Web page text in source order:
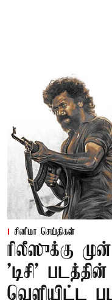
சினிமா செய்திகள்
ரிலீஸுக்கு
'டிசி'
வெளியிட்ட